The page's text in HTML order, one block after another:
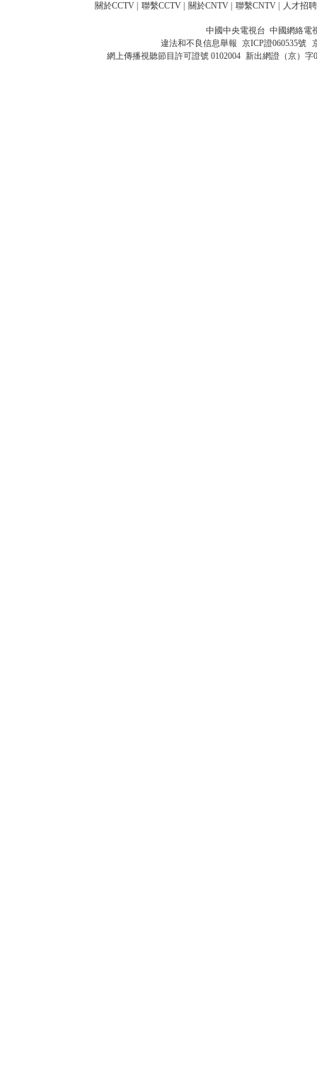
關於CCTV 聯繫CCTV 關於CNTV 聯繫CNTV 人才招聘
中國中央電視台 中國網絡電
違法和不良信息舉報 京ICP證060535號
網上傳播視聽節目許可證號 0102004 新出網證（京）